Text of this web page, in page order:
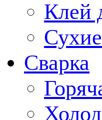
Клей
Сварка